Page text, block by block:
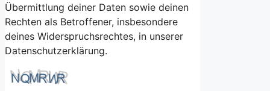
Übermittlung deiner Daten sowie deinen
Rechten als Betroffener, insbesondere
deines Widerspruchsrechtes, in unserer
Datenschutzerklärung.